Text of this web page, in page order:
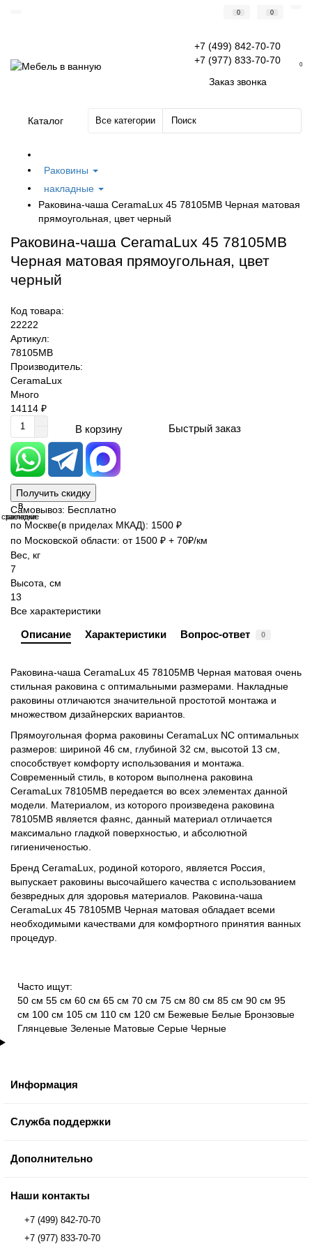
0 0
+7 (499) 842-70-70
+7 (977) 833-70-70
Заказ звонка
0
Каталог Все категории
Раковины
накладные
Раковина-чаша CeramaLux 45 78105MB Черная матовая
прямоугольная, цвет черный
Раковина-чаша CeramaLux 45 78105MB
Черная матовая прямоугольная, цвет
черный
Код товара:
22222
Артикул:
78105MB
Производитель:
CeramaLux
Много
14114 ₽
В корзину Быстрый заказ
Получить скидку
В
закладки
В
сравнение
Самовывоз: Бесплатно
по Москве(в приделах МКАД): 1500 ₽
по Московской области: от 1500 ₽ + 70₽/км
Вес, кг
7
Высота, см
13
Все характеристики
Описание Характеристики Вопрос-ответ 0
Раковина-чаша CeramaLux 45 78105MB Черная матовая очень
стильная раковина с оптимальными размерами. Накладные
раковины отличаются значительной простотой монтажа и
множеством дизайнерских вариантов.
Прямоугольная форма раковины CeramaLux NC оптимальных
размеров: шириной 46 см, глубиной 32 см, высотой 13 см,
способствует комфорту использования и монтажа.
Современный стиль, в котором выполнена раковина
CeramaLux 78105MB передается во всех элементах данной
модели. Материалом, из которого произведена раковина
78105MB является фаянс, данный материал отличается
максимально гладкой поверхностью, и абсолютной
гигиениченостью.
Бренд CeramaLux, родиной которого, является Россия,
выпускает раковины высочайшего качества с использованием
безвредных для здоровья материалов. Раковина-чаша
CeramaLux 45 78105MB Черная матовая обладает всеми
необходимыми качествами для комфортного принятия ванных
процедур.
Часто ищут:
50 см 55 см 60 см 65 см 70 см 75 см 80 см 85 см 90 см 95
см 100 см 105 см 110 см 120 см Бежевые Белые Бронзовые
Глянцевые Зеленые Матовые Серые Черные
Информация
Служба поддержки
Дополнительно
Наши контакты
+7 (499) 842-70-70
+7 (977) 833-70-70